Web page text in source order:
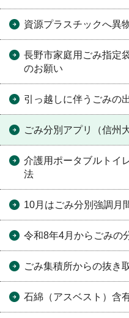
資源プラスチックへ異
長野市家庭用ごみ指定
のお願い
引っ越しに伴うごみの
ごみ分別アプリ（信州
介護用ポータブルトイ
法
10月はごみ分別強調月
令和8年4月からごみの
ごみ集積所からの抜き
石綿（アスベスト）含